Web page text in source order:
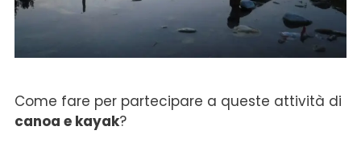
Come fare per partecipare a queste attività di
canoa e kayak?